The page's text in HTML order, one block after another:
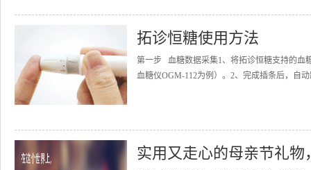
拓诊恒糖使用方法
第一步 血糖数据采集1、将拓诊恒糖支持的血
血糖仪OGM-112为例）。2、完成插条后，自
实用又走心的母亲节礼